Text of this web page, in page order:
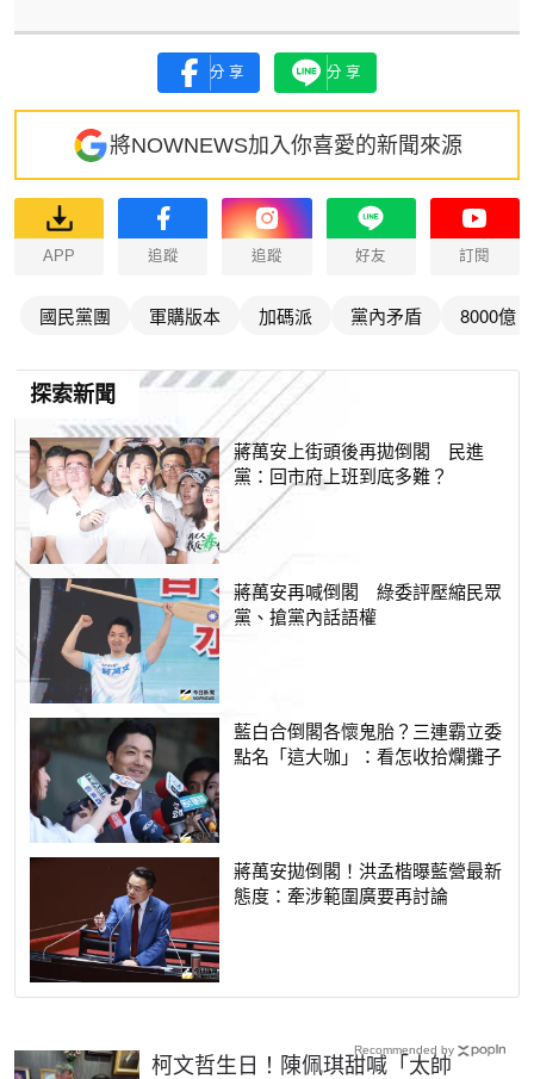
分享 分享
將NOWNEWS加入你喜愛的新聞來源
APP 追蹤 追蹤 好友 訂閱
國民黨團 軍購版本 加碼派 黨內矛盾 8000億
探索新聞
蔣萬安上街頭後再拋倒閣 民進
黨：回市府上班到底多難？
蔣萬安再喊倒閣 綠委評壓縮民眾
黨、搶黨內話語權
藍白合倒閣各懷鬼胎？三連霸立委
點名「這大咖」：看怎收拾爛攤子
蔣萬安拋倒閣！洪孟楷曝藍營最新
態度：牽涉範圍廣要再討論
柯文哲生日！陳佩琪甜喊「太帥
Recommended by